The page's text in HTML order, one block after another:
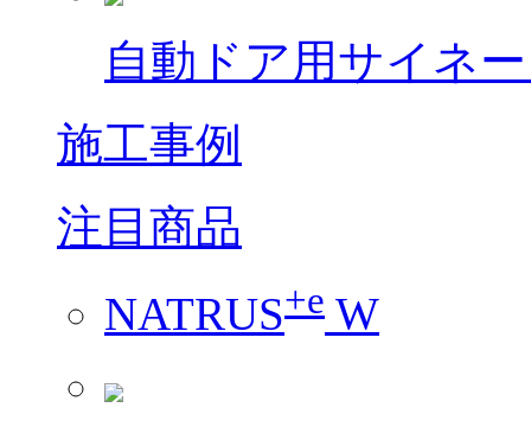
自動ドア用サイネ
施工事例
注目商品
NATRUS+e W